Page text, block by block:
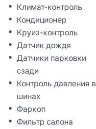
Климат-контроль
Кондиционер
Круиз-контроль
Датчик дождя
Датчики парковки
сзади
Контроль давления в
шинах
Фаркоп
Фильтр салона